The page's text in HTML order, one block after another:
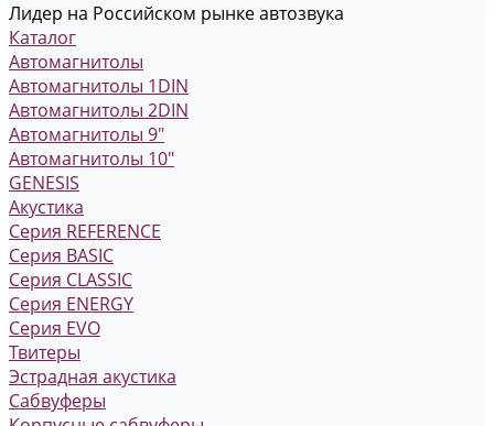
Лидер на Российском рынке автозвука
Каталог
Автомагнитолы
Автомагнитолы 1DIN
Автомагнитолы 2DIN
Автомагнитолы 9"
Автомагнитолы 10"
GENESIS
Акустика
Серия REFERENCE
Серия BASIC
Серия CLASSIC
Серия ENERGY
Серия EVO
Твитеры
Эстрадная акустика
Сабвуферы